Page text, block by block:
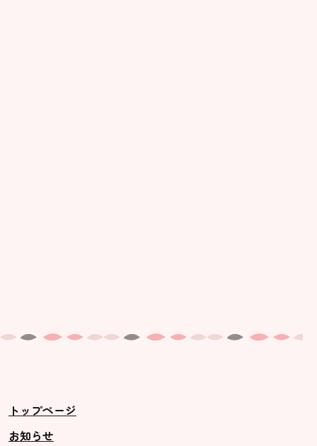
トップページ
お知らせ
未就園児クラス
ス ]
2歳児ひとり登園［ゆず組 ]